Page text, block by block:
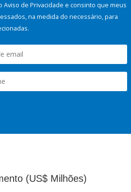
Aviso de Privacidade e consinto que meus
na medida do necessário, para
(US$ Milhões)